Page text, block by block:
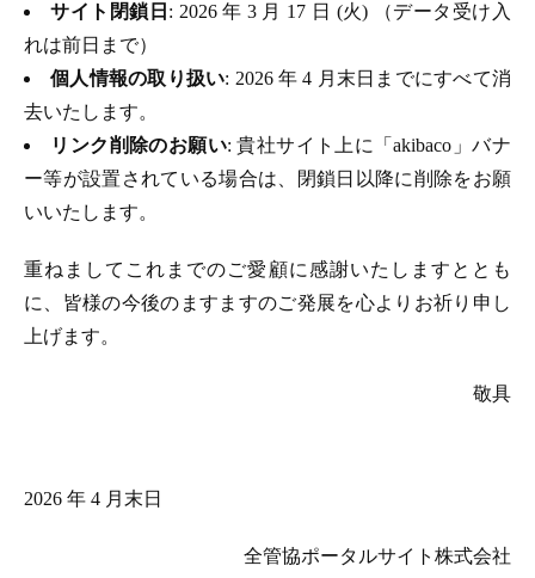
サイト閉鎖日 : 2026 年 3 月 17 日 (火) （データ受け入
れは前日まで）
個人情報の取り扱い: 2026 年 4 月末日までにすべて消
去いたします。
リンク削除のお願い: 貴社サイト上に「akibaco」バナ
ー等が設置されている場合は、閉鎖日以降に削除をお願
いいたします。
重ねましてこれまでのご愛顧に感謝いたしますととも
に、皆様の今後のますますのご発展を心よりお祈り申し
上げます。
敬具
2026 年 4 月末日
全管協ポータルサイト株式会社